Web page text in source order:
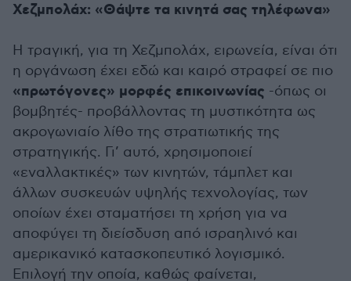
Χεζμπολάχ: «Θάψτε τα κινητά σας τηλέφωνα»
Η τραγική, για τη Χεζμπολάχ, ειρωνεία, είναι ότι
η οργάνωση έχει εδώ και καιρό στραφεί σε πιο
«πρωτόγονες» μορφές επικοινωνίας -όπως οι
βομβητές- προβάλλοντας τη μυστικότητα ως
ακρογωνιαίο λίθο της στρατιωτικής της
στρατηγικής. Γι’ αυτό, χρησιμοποιεί
«εναλλακτικές» των κινητών, τάμπλετ και
άλλων συσκευών υψηλής τεχνολογίας, των
οποίων έχει σταματήσει τη χρήση για να
αποφύγει τη διείσδυση από ισραηλινό και
αμερικανικό κατασκοπευτικό λογισμικό.
Επιλογή την οποία, καθώς φαίνεται,